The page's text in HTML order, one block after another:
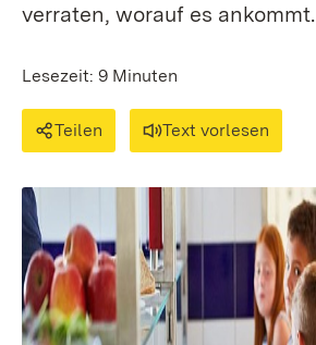
verraten, worauf es ankommt.
Lesezeit: 9 Minuten
Teilen Text vorlesen